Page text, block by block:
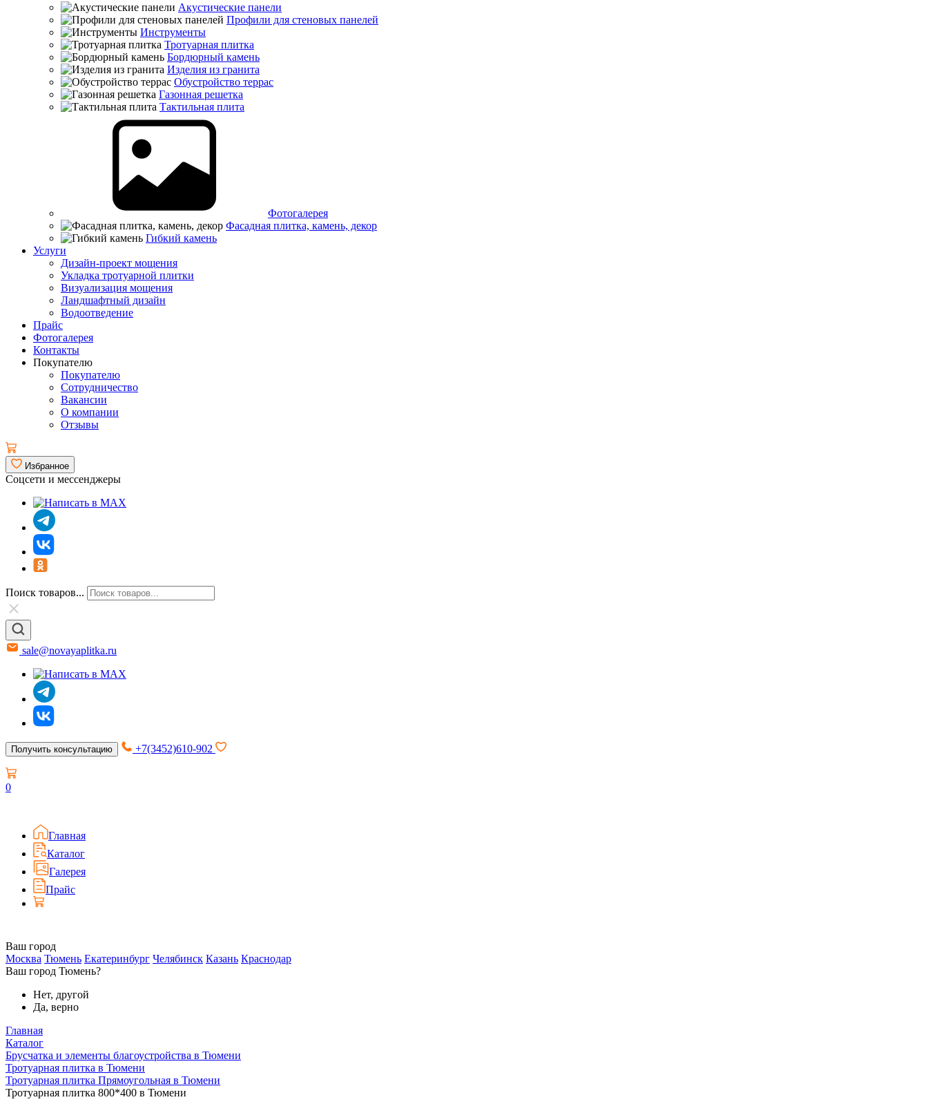
Акустические панели
Профили для стеновых панелей
Инструменты
Тротуарная плитка
Бордюрный камень
Изделия из гранита
Обустройство террас
Газонная решетка
Тактильная плита
Фотогалерея
Фасадная плитка, камень, декор
Гибкий камень
Услуги
Дизайн-проект мощения
Укладка тротуарной плитки
Визуализация мощения
Ландшафтный дизайн
Водоотведение
Прайс
Фотогалерея
Контакты
Покупателю
Покупателю
Сотрудничество
Вакансии
О компании
Отзывы
Избранное
Соцсети и мессенджеры
Поиск товаров...
sale@novayaplitka.ru
Получить консультацию +7(3452)610-902
0
Главная
Каталог
Галерея
Прайс
Ваш город
Москва Тюмень Екатеринбург Челябинск Казань Краснодар
Ваш город Тюмень?
Нет, другой
Да, верно
Главная
Каталог
Брусчатка и элементы благоустройства в Тюмени
Тротуарная плитка в Тюмени
Тротуарная плитка Прямоугольная в Тюмени
Тротуарная плитка 800*400 в Тюмени